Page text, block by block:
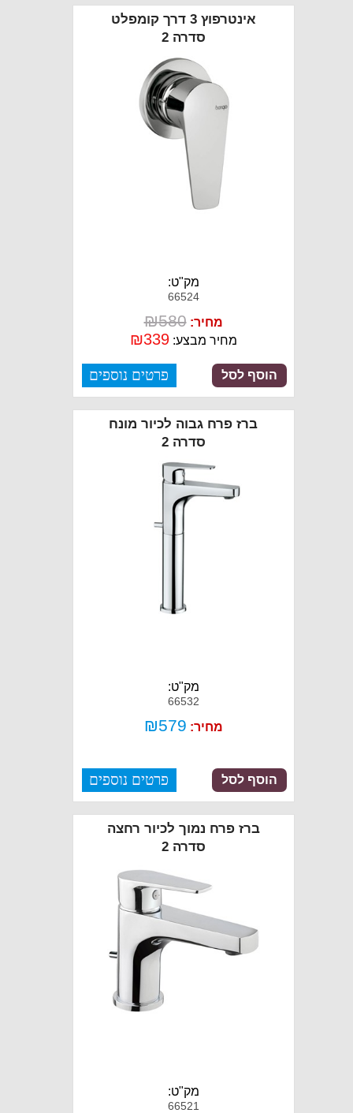
אינטרפוץ 3 דרך קומפלט
סדרה 2
מק"ט:
66524
מחיר: ₪580
מחיר מבצע: ₪339
פרטים נוספים הוסף לסל
ברז פרח גבוה לכיור מונח
סדרה 2
מק"ט:
66532
מחיר: ₪579
פרטים נוספים הוסף לסל
ברז פרח נמוך לכיור רחצה
סדרה 2
מק"ט:
66521